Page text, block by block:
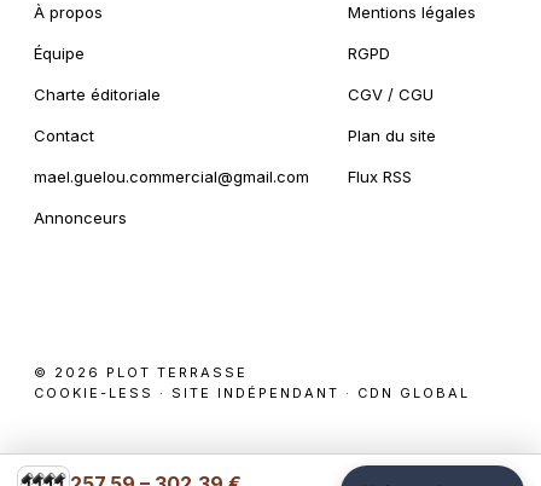
À propos
Équipe
Charte éditoriale
Contact
mael.guelou.commercial@gmail.com
Annonceurs
Mentions légales
RGPD
CGV / CGU
Plan du site
Flux RSS
© 2026 PLOT TERRASSE
COOKIE-LESS · SITE INDÉPENDANT · CDN GLOBAL